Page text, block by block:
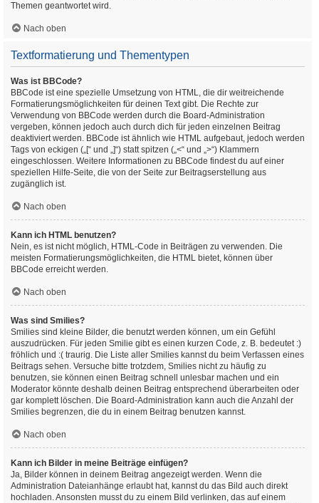
Themen geantwortet wird.
Nach oben
Textformatierung und Thementypen
Was ist BBCode?
BBCode ist eine spezielle Umsetzung von HTML, die dir weitreichende
Formatierungsmöglichkeiten für deinen Text gibt. Die Rechte zur
Verwendung von BBCode werden durch die Board-Administration
vergeben, können jedoch auch durch dich für jeden einzelnen Beitrag
deaktiviert werden. BBCode ist ähnlich wie HTML aufgebaut, jedoch werden
Tags von eckigen („[“ und „]“) statt spitzen („<“ und „>“) Klammern
eingeschlossen. Weitere Informationen zu BBCode findest du auf einer
speziellen Hilfe-Seite, die von der Seite zur Beitragserstellung aus
zugänglich ist.
Nach oben
Kann ich HTML benutzen?
Nein, es ist nicht möglich, HTML-Code in Beiträgen zu verwenden. Die
meisten Formatierungsmöglichkeiten, die HTML bietet, können über
BBCode erreicht werden.
Nach oben
Was sind Smilies?
Smilies sind kleine Bilder, die benutzt werden können, um ein Gefühl
auszudrücken. Für jeden Smilie gibt es einen kurzen Code, z. B. bedeutet :)
fröhlich und :( traurig. Die Liste aller Smilies kannst du beim Verfassen eines
Beitrags sehen. Versuche bitte trotzdem, Smilies nicht zu häufig zu
benutzen, sie können einen Beitrag schnell unlesbar machen und ein
Moderator könnte deshalb deinen Beitrag entsprechend überarbeiten oder
gar komplett löschen. Die Board-Administration kann auch die Anzahl der
Smilies begrenzen, die du in einem Beitrag benutzen kannst.
Nach oben
Kann ich Bilder in meine Beiträge einfügen?
Ja, Bilder können in deinem Beitrag angezeigt werden. Wenn die
Administration Dateianhänge erlaubt hat, kannst du das Bild auch direkt
hochladen. Ansonsten musst du zu einem Bild verlinken, das auf einem